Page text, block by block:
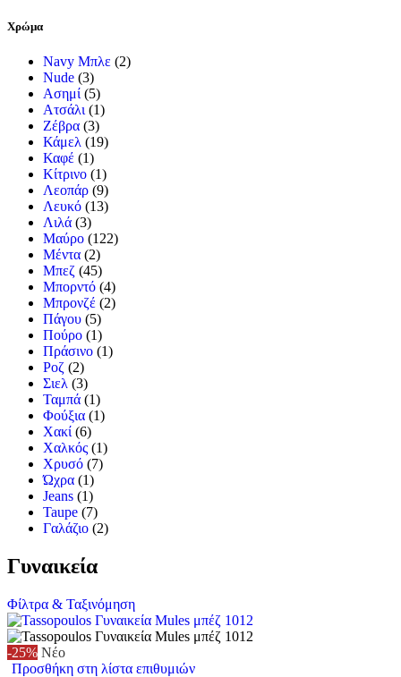
Χρώμα
Navy Μπλε (2)
Nude (3)
Ασημί (5)
Ατσάλι (1)
Ζέβρα (3)
Κάμελ (19)
Καφέ (1)
Κίτρινο (1)
Λεοπάρ (9)
Λευκό (13)
Λιλά (3)
Μαύρο (122)
Μέντα (2)
Μπεζ (45)
Μπορντό (4)
Μπρονζέ (2)
Πάγου (5)
Πούρο (1)
Πράσινο (1)
Ροζ (2)
Σιελ (3)
Ταμπά (1)
Φούξια (1)
Χακί (6)
Χαλκός (1)
Χρυσό (7)
Ώχρα (1)
Jeans (1)
Taupe (7)
Γαλάζιο (2)
Γυναικεία
Φίλτρα & Ταξινόμηση
-25% Νέο
Προσθήκη στη λίστα επιθυμιών